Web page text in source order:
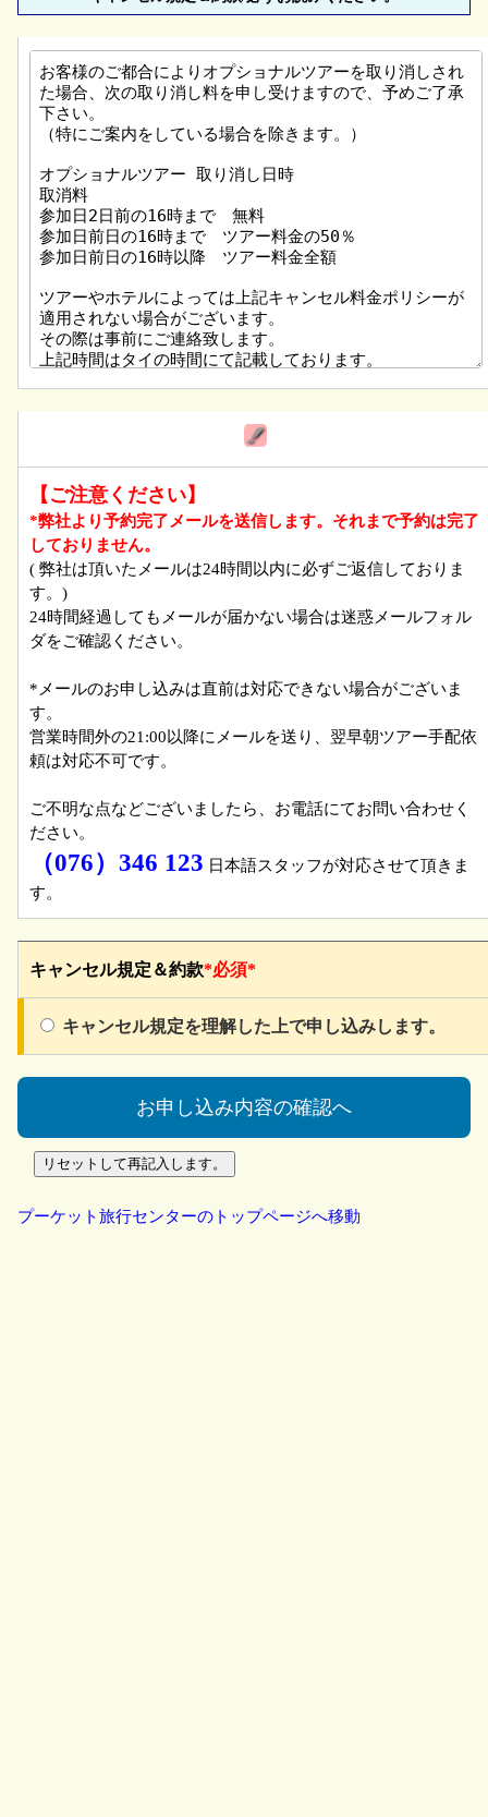
【ご注意ください】
*弊社より予約完了メールを送信します。それまで予約は完了
しておりません。
( 弊社は頂いたメールは24時間以内に必ずご返信しておりま
す。)
24時間経過してもメールが届かない場合は迷惑メールフォル
ダをご確認ください。
*メールのお申し込みは直前は対応できない場合がございま
す。
営業時間外の21:00以降にメールを送り、翌早朝ツアー手配依
頼は対応不可です。
ご不明な点などございましたら、お電話にてお問い合わせく
ださい。
（076）346 123 日本語スタッフが対応させて頂きま
す。
キャンセル規定＆約款*必須*
キャンセル規定を理解した上で申し込みします。
プーケット旅行センターのトップページへ移動